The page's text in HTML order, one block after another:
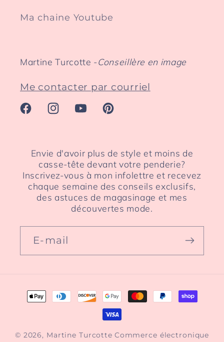
Ma chaine Youtube
Martine Turcotte -Conseillère en image
Me contacter par courriel
FacebookInstagramYouTubePinterest
Envie d'avoir plus de style et moins de
casse-tête devant votre penderie?
Inscrivez-vous à mon infolettre et recevez
chaque semaine des conseils exclusifs,
des astuces de magasinage et mes
découvertes mode.
E-mail
Moyens
de
© 2026, Martine Turcotte Commerce électronique